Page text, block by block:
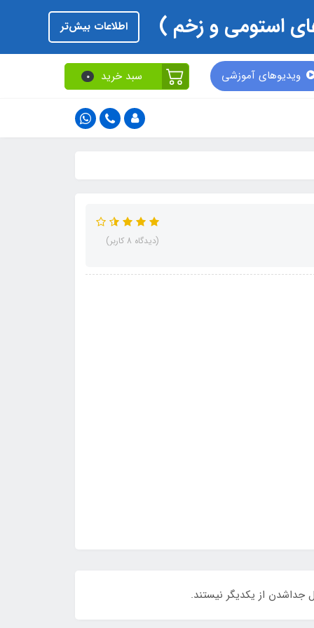
اطلاعات بیش‌تر
ویدیوهای آموزشی سبد خرید 0
(دیدگاه 8 کاربر)
از یکدیگر نیستند.